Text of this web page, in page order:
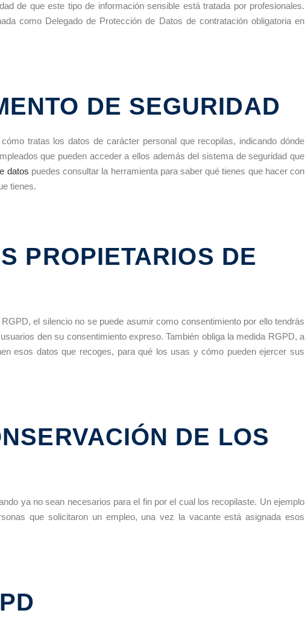
de que este tipo de información sensible está tratada por profesionales.
como Delegado de Protección de Datos de contratación obligatoria en
DE SEGURIDAD
tratas los datos de carácter personal que recopilas, indicando dónde
que pueden acceder a ellos además del sistema de seguridad que
datos puedes consultar la herramienta para saber qué tienes que hacer con
tienes.
PROPIETARIOS DE
el silencio no se puede asumir como consentimiento por ello tendrás
den su consentimiento expreso. También obliga la medida RGPD, a
esos datos que recoges, para qué los usas y cómo pueden ejercer sus
DE LOS
ya no sean necesarios para el fin por el cual los recopilaste. Un ejemplo
que solicitaron un empleo, una vez la vacante está asignada esos